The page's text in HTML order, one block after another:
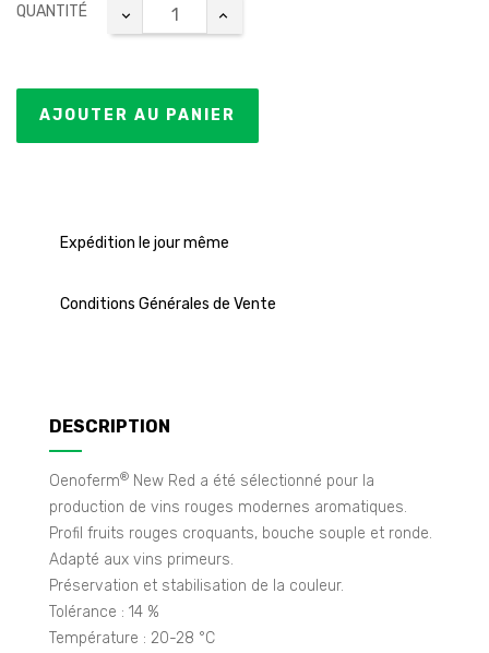
QUANTITÉ
AJOUTER AU PANIER
Expédition le jour même
Conditions Générales de Vente
DESCRIPTION
Oenoferm® New Red a été sélectionné pour la
production de vins rouges modernes aromatiques.
Profil fruits rouges croquants, bouche souple et ronde.
Adapté aux vins primeurs.
Préservation et stabilisation de la couleur.
Tolérance : 14 %
Température : 20-28 °C